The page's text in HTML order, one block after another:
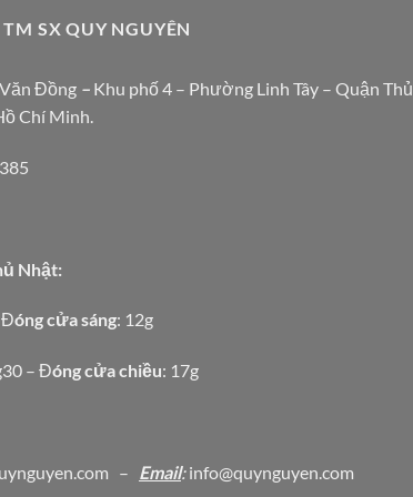
SX QUY NGUYÊN
Đồng – Khu phố 4 – Phường Linh Tây – Quận Thủ
Chí Minh.
Nhật:
Đóng cửa sáng: 12g
– Đóng cửa chiều: 17g
– Email: info@quynguyen.com